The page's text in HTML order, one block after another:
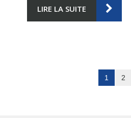
LIRE LA SUITE
1 2